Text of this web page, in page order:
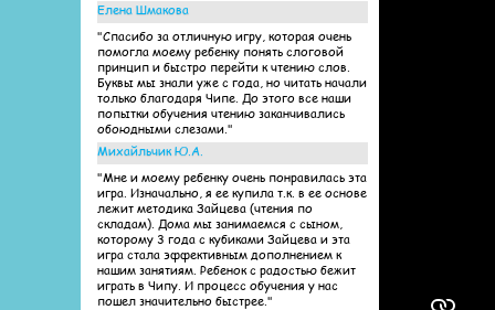
Елена Шмакова
"Спасибо за отличную игру, которая очень
помогла моему ребенку понять слоговой
принцип и быстро перейти к чтению слов.
Буквы мы знали уже с года, но читать начали
только благодаря Чипе. До этого все наши
попытки обучения чтению заканчивались
обоюдными слезами."
Михайльчик Ю.А.
"Мне и моему ребенку очень понравилась эта
игра. Изначально, я ее купила т.к. в ее основе
лежит методика Зайцева (чтения по
складам). Дома мы занимаемся с сыном,
которому 3 года с кубиками Зайцева и эта
игра стала эффективным дополнением к
нашим занятиям. Ребенок с радостью бежит
играть в Чипу. И процесс обучения у нас
пошел значительно быстрее."